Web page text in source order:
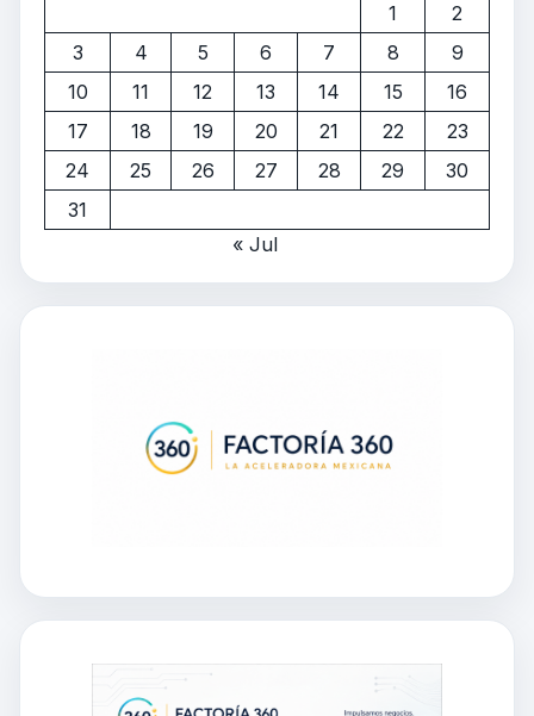
1
2
3
4 5 6 7 8
9
10
11 12 13 14 15
16
17
18 19 20 21 22
23
24
25 26 27 28 29
30
31
« Jul